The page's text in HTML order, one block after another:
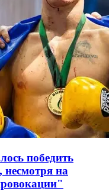
победить
на